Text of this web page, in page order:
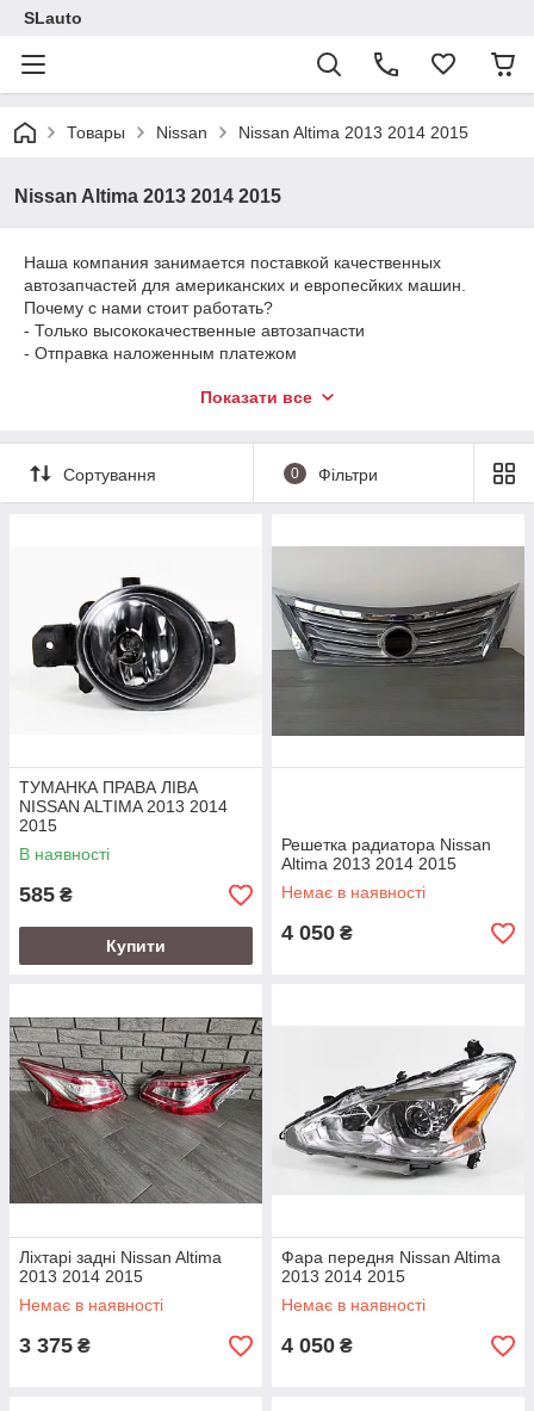
SLauto
Товары Nissan Nissan Altima 2013 2014 2015
Nissan Altima 2013 2014 2015
Наша компания занимается поставкой качественных
автозапчастей для американских и европесйких машин.
Почему с нами стоит работать?
- Только высококачественные автозапчасти
- Отправка наложенным платежом
- Работаем с Новой Почтой и Деливери
- Так же работаем по ОЛХ доставке
- 24\7 поддержка
- Подбор запчастей по Вин коду
- Возможна функция самовывоза
- Проверенный продавец на пром.юа
Для более детальной информации звоните:
Александр
Показати все
Сортування 0 Фільтри
ТУМАНКА ПРАВА ЛІВА
NISSAN ALTIMA 2013 2014
2015
В наявності
585 ₴
Купити
Решетка радиатора Nissan
Altima 2013 2014 2015
Немає в наявності
4 050 ₴
Ліхтарі задні Nissan Altima
2013 2014 2015
Немає в наявності
3 375 ₴
Фара передня Nissan Altima
2013 2014 2015
Немає в наявності
4 050 ₴